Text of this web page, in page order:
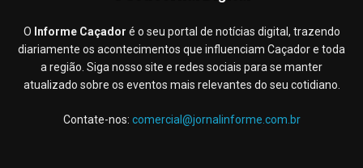
O Informe Caçador é o seu portal de notícias digital, trazendo
diariamente os acontecimentos que influenciam Caçador e toda
a região. Siga nosso site e redes sociais para se manter
atualizado sobre os eventos mais relevantes do seu cotidiano.
Contate-nos: comercial@jornalinforme.com.br